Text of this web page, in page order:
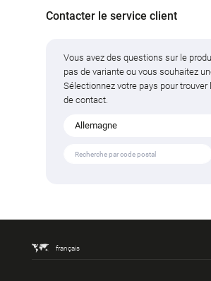
Contacter le service client
Vous avez des questions sur le
pas de variante ou vous souhaitez
Sélectionnez votre pays pour trouver
de contact.
Allemagne
français